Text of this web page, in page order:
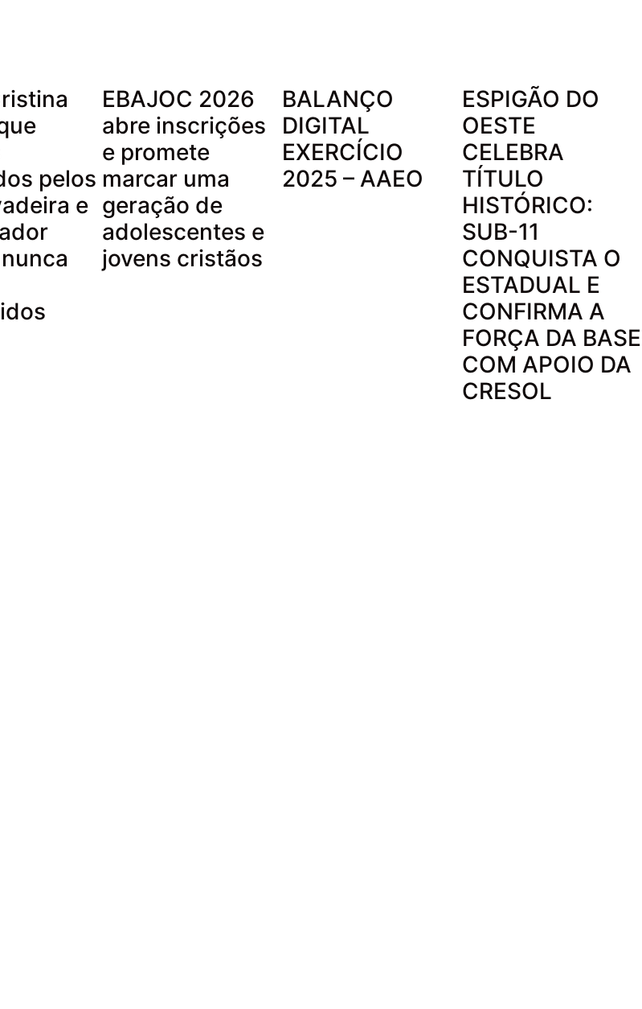
pelos
e
EBAJOC 2026
abre inscrições
e promete
marcar uma
geração de
adolescentes e
jovens cristãos
BALANÇO
DIGITAL
EXERCÍCIO
2025 – AAEO
ESPIGÃO DO
OESTE
CELEBRA
TÍTULO
HISTÓRICO:
SUB-11
CONQUISTA O
ESTADUAL E
CONFIRMA A
FORÇA DA BASE
COM APOIO DA
CRESOL